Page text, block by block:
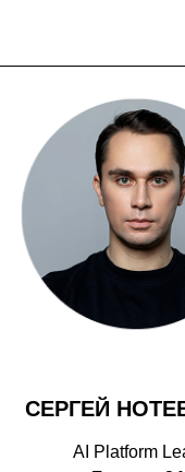
СЕРГЕЙ
AI Platform